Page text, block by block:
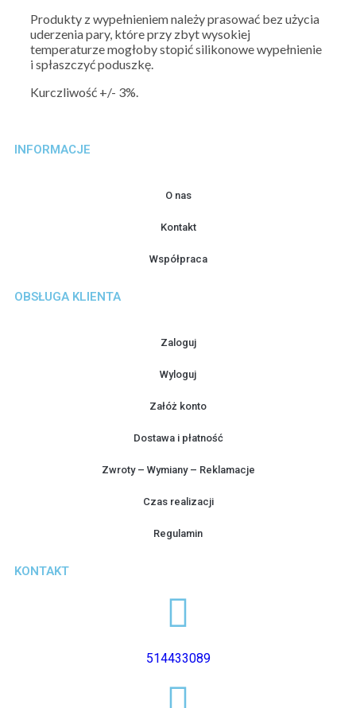
Produkty z wypełnieniem należy prasować bez użycia
uderzenia pary, które przy zbyt wysokiej
temperaturze mogłoby stopić silikonowe wypełnienie
i spłaszczyć poduszkę.
Kurczliwość +/- 3%.
INFORMACJE
O nas
Kontakt
Współpraca
OBSŁUGA KLIENTA
Zaloguj
Wyloguj
Załóż konto
Dostawa i płatność
Zwroty – Wymiany – Reklamacje
Czas realizacji
Regulamin
KONTAKT
514433089